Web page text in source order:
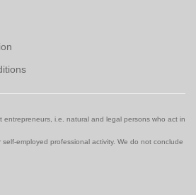
entrepreneurs, i.e. natural and legal persons who act in
employed professional activity. We do not conclude